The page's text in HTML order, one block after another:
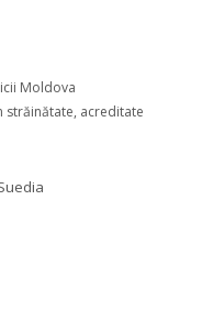
Moldova
străinătate, acreditate